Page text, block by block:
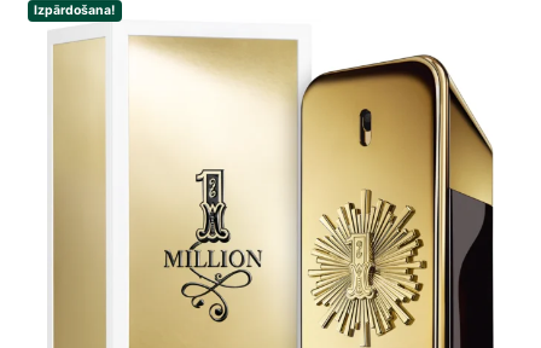
Izpārdošana!